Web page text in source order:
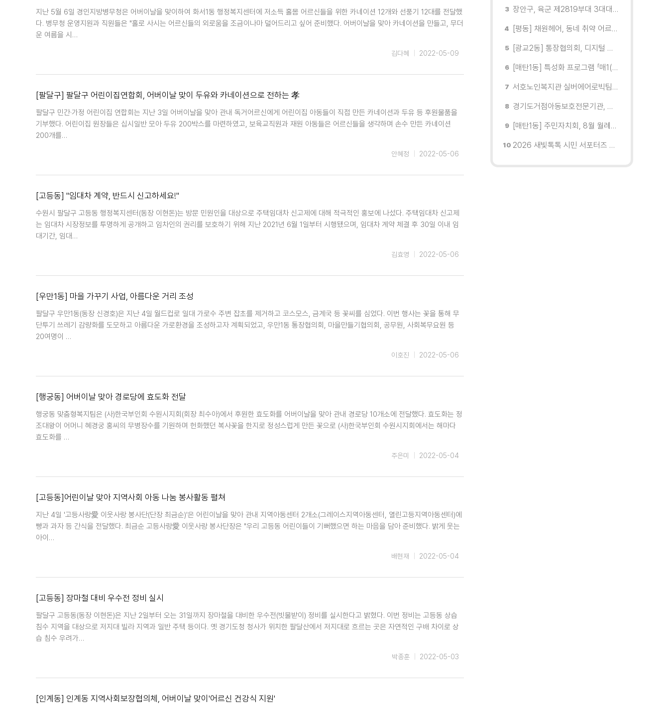
지난 5월 6일 경인지방병무청은 어버이날을 맞이하여 화서1동 행정복지센터에 저소득 홀몸 어르신들을 위한 카네이션 12개와 선풍기 12대를 전달했
다. 병무청 운영지원과 직원들은 "홀로 사시는 어르신들의 외로움을 조금이나마 덜어드리고 싶어 준비했다. 어버이날을 맞아 카네이션을 만들고, 무더
운 여름을 시…
2022-05-09
김다혜
[팔달구] 팔달구 어린이집연합회, 어버이날 맞이 두유와 카네이션으로 전하는 孝
팔달구 민간·가정 어린이집 연합회는 지난 3일 어버이날을 맞아 관내 독거어르신에게 어린이집 아동들이 직접 만든 카네이션과 두유 등 후원물품을
기부했다. 어린이집 원장들은 십시일반 모아 두유 200박스를 마련하였고, 보육교직원과 재원 아동들은 어르신들을 생각하며 손수 만든 카네이션
200개를…
2022-05-06
안혜정
[고등동] "임대차 계약, 반드시 신고하세요!"
수원시 팔달구 고등동 행정복지센터(동장 이현돈)는 방문 민원인을 대상으로 주택임대차 신고제에 대해 적극적인 홍보에 나섰다. 주택임대차 신고제
는 임대차 시장정보를 투명하게 공개하고 임차인의 권리를 보호하기 위해 지난 2021년 6월 1일부터 시행됐으며, 임대차 계약 체결 후 30일 이내 임
대기간, 임대…
2022-05-06
김효영
[우만1동] 마을 가꾸기 사업, 아름다운 거리 조성
팔달구 우만1동(동장 신경호)은 지난 4일 월드컵로 일대 가로수 주변 잡초를 제거하고 코스모스, 금계국 등 꽃씨를 심었다. 이번 행사는 꽃을 통해 무
단투기 쓰레기 감량화를 도모하고 아름다운 가로환경을 조성하고자 계획되었고, 우만1동 통장협의회, 마을만들기협의회, 공무원, 사회복무요원 등
20여명이 …
2022-05-06
이호진
[행궁동] 어버이날 맞아 경로당에 효도화 전달
행궁동 맞춤형복지팀은 (사)한국부인회 수원시지회(회장 최수아)에서 후원한 효도화를 어버이날을 맞아 관내 경로당 10개소에 전달했다. 효도화는 정
조대왕이 어머니 혜경궁 홍씨의 무병장수를 기원하며 헌화했던 복사꽃을 한지로 정성스럽게 만든 꽃으로 (사)한국부인회 수원시지회에서는 해마다
효도화를 …
2022-05-04
주은미
[고등동]어린이날 맞아 지역사회 아동 나눔 봉사활동 펼쳐
지난 4일 '고등사랑愛 이웃사랑 봉사단(단장 최금순)'은 어린이날을 맞아 관내 지역아동센터 2개소(그레이스지역아동센터, 열린고등지역아동센터)에
빵과 과자 등 간식을 전달했다. 최금순 고등사랑愛 이웃사랑 봉사단장은 "우리 고등동 어린이들이 기뻐했으면 하는 마음을 담아 준비했다. 밝게 웃는
아이…
2022-05-04
배현재
[고등동] 장마철 대비 우수전 정비 실시
팔달구 고등동(동장 이현돈)은 지난 2일부터 오는 31일까지 장마철을 대비한 우수전(빗물받이) 정비를 실시한다고 밝혔다. 이번 정비는 고등동 상습
침수 지역을 대상으로 저지대 빌라 지역과 일반 주택 등이다. 옛 경기도청 청사가 위치한 팔달산에서 저지대로 흐르는 곳은 자연적인 구배 차이로 상
습 침수 우려가…
2022-05-03
박종훈
[인계동] 인계동 지역사회보장협의체, 어버이날 맞이'어르신 건강식 지원'
장안구, 육군 제2819부대 3대대로부터 감사장 받아
[평동] 채원헤어, 동네 취약 어르신을 위한 이미용서비스 무료 지원
[광교2동] 통장협의회, 디지털 교육 실시
[매탄1동] 특성화 프로그램 「매1(일) 친환경 문화학교」 개강
서호노인복지관 실버에어로빅팀, 제2회 협회장배 수원시에어로빅힙합대회 시니어부 단체전'1위'쾌거
경기도거점아동보호전문기관, 학대피해아동가정 회복 및 재학대 예방 나선다
[매탄1동] 주민자치회, 8월 월례회의 개최
2026 새빛톡톡 시민 서포터즈 발대식 현장